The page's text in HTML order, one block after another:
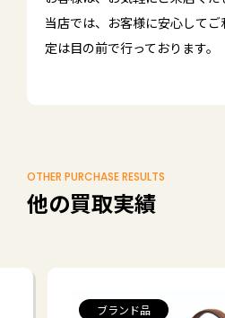
当店では、お客様に安心して
定は目の前で行っております。
OTHER PURCHASE RESULTS
他の買取実績
ブランド品